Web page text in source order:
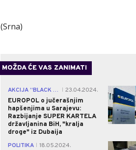
(Srna)
MOŽDA ĆE VAS ZANIMATI
AKCIJA “BLACK TIE”
23.04.2024.
EUROPOL o jučerašnjim
hapšenjima u Sarajevu:
Razbijanje SUPER KARTELA
državljanina BiH, "kralja
droge" iz Dubaija
POLITIKA
18.05.2024.